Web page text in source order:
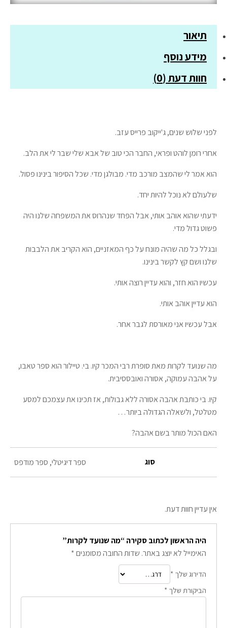
תיאור
מידע נוסף
חוות דעת (0)
לפני שלוש שנים, ג'ייקוב פרייס עזב.
אחרי רומן לוהט ופראי, החבר הכי טוב של אבא שלי שבר לי את הלב.
הוא אמר לי שהמצב מורכב מדי. מבולגן מדי. שכל הסיפור בינינו פסול.
שלעולם לא נוכל להיות יחד.
ידעתי שהוא אוהב אותי, אבל הפחד שנהרוס את המשפחה שלנו היה
פשוט גדול מדי.
ובגלל כל מה שהיה מונח על כף המאזניים, הוא הקריב את הלבבות
שלנו ושם קץ לקשר בינינו.
עכשיו הוא חזר, והוא עדיין רוצה אותי.
הוא עדיין אוהב אותי.
אבל עכשיו אני מאורסת לגבר אחר.
מה שנועד לקרות מאת סופרת רבי המכר קיו. בי. טיילור הוא ספר טאבו,
על אהבה עמוקה, אסורה ואובססיבית.
קיו. בי כותבת אהבה אסורה ללא גבולות, אז תכינו את עצמכם למסע
מטלטל, ולשאלה הגדולה ביותר…
האם הכול מותר בשם אהבה?
סוג ספר דיגיטלי, ספר מודפס
אין עדיין חוות דעת.
היה הראשון לכתוב סקירה “מה שנועד לקרות”
האימייל לא יוצג באתר. שדות החובה מסומנים*
הדירוג שלך *
הביקורת שלך *